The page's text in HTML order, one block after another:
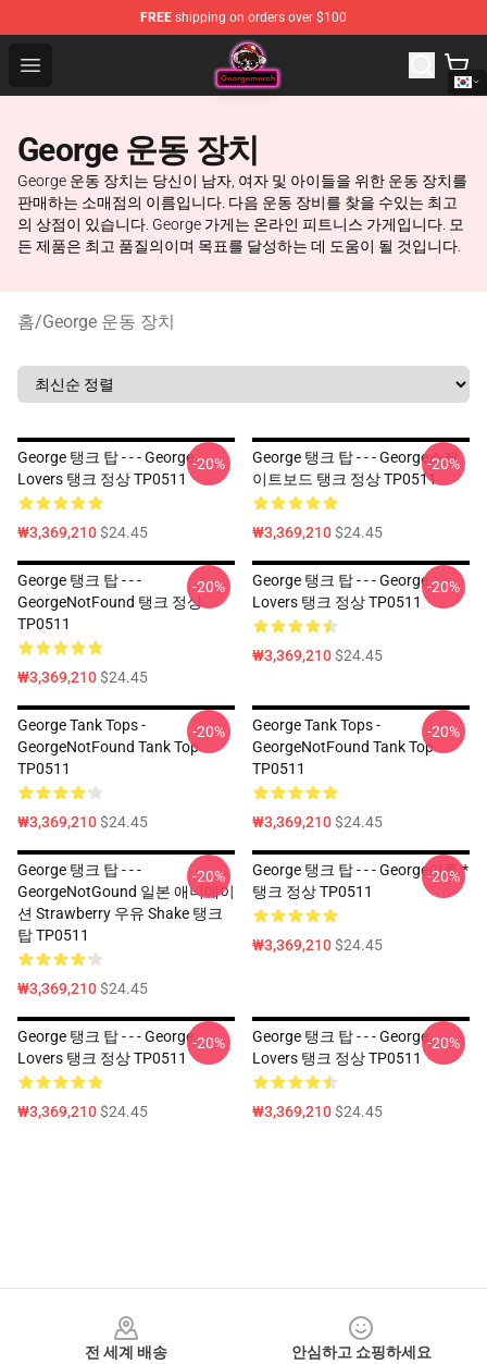
FREE shipping on orders over $100
Open menu
George Store - Official George Merchandise Shop
George 운동 장치
George 운동 장치는 당신이 남자, 여자 및 아이들을 위한 운동 장치를
판매하는 소매점의 이름입니다. 다음 운동 장비를 찾을 수있는 최고
의 상점이 있습니다. George 가게는 온라인 피트니스 가게입니다. 모
든 제품은 최고 품질의이며 목표를 달성하는 데 도움이 될 것입니다.
홈/George 운동 장치
George 탱크 탑 - - - George
Lovers 탱크 정상 TP0511
₩3,369,210$24.45
-20%
George 탱크 탑 - - - George스케
이트보드 탱크 정상 TP0511
₩3,369,210$24.45
-20%
George 탱크 탑 - - -
GeorgeNotFound 탱크 정상
TP0511
₩3,369,210$24.45
-20%
George 탱크 탑 - - - George
Lovers 탱크 정상 TP0511
₩3,369,210$24.45
-20%
George Tank Tops -
GeorgeNotFound Tank Top
TP0511
₩3,369,210$24.45
-20%
George Tank Tops -
GeorgeNotFound Tank Top
TP0511
₩3,369,210$24.45
-20%
George 탱크 탑 - - -
GeorgeNotGound 일본 애니메이
션 Strawberry 우유 Shake 탱크
탑 TP0511
₩3,369,210$24.45
-20%
George 탱크 탑 - - - George이름 *
탱크 정상 TP0511
₩3,369,210$24.45
-20%
George 탱크 탑 - - - George
Lovers 탱크 정상 TP0511
₩3,369,210$24.45
-20%
George 탱크 탑 - - - George
Lovers 탱크 정상 TP0511
₩3,369,210$24.45
-20%
전 세계 배송
안심하고 쇼핑하세요